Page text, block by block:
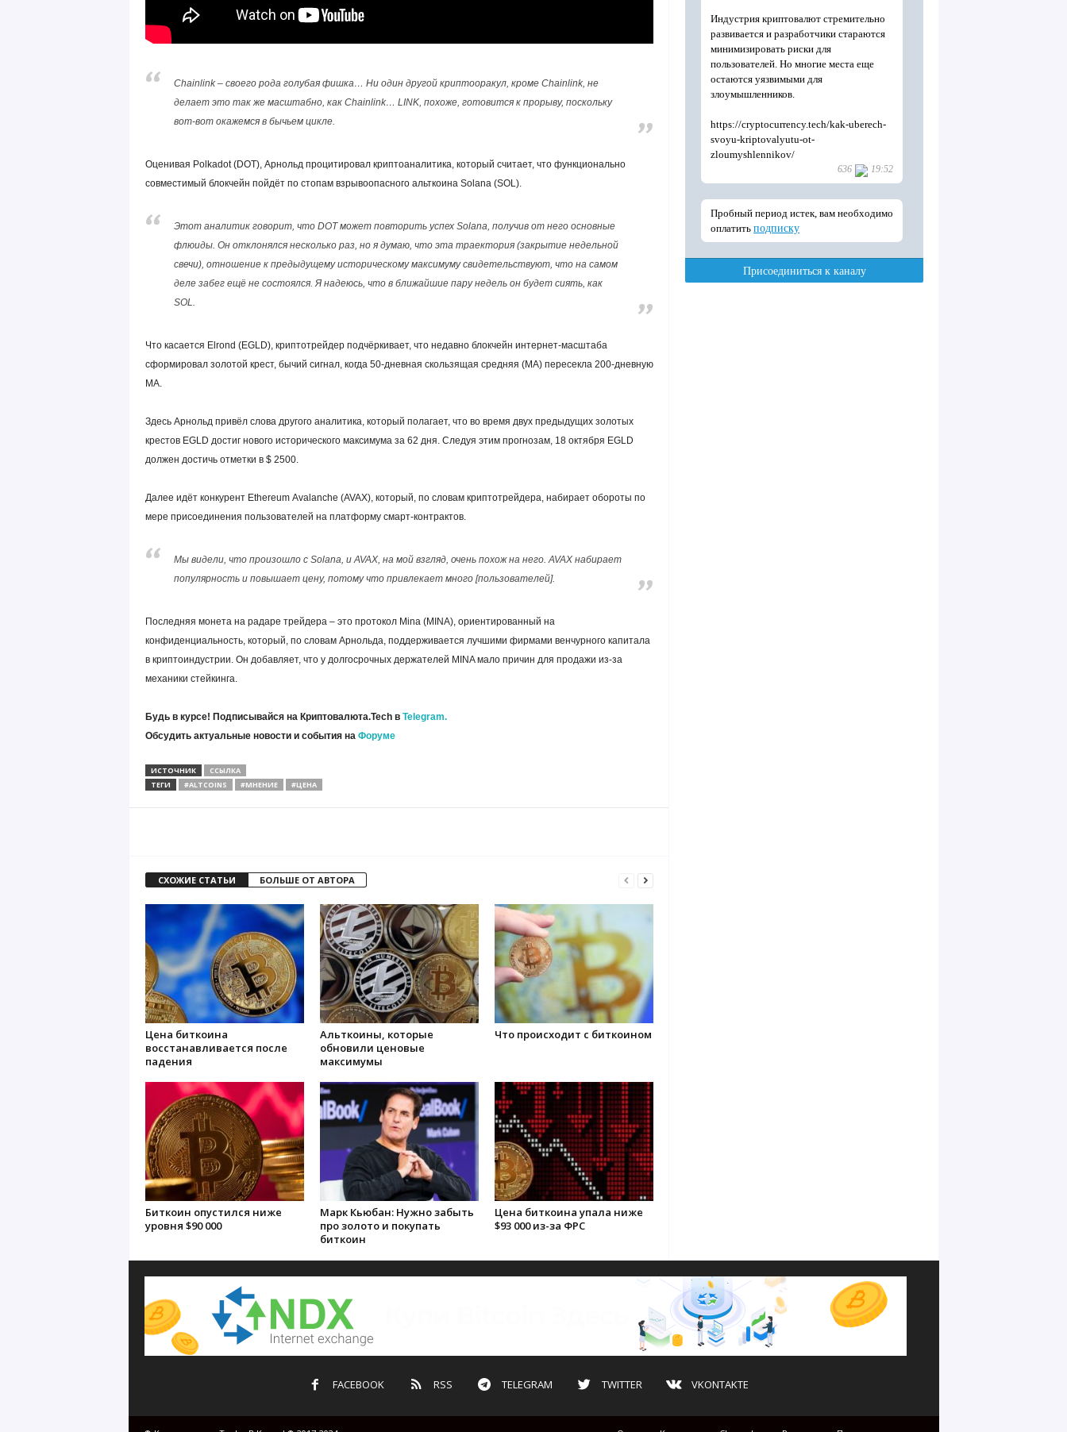
Chainlink – своего рода голубая фишка… Ни один другой криптооракул, кроме Chainlink, не
делает это так же масштабно, как Chainlink… LINK, похоже, готовится к прорыву, поскольку
вот-вот окажемся в бычьем цикле.
Оценивая Polkadot (DOT), Арнольд процитировал криптоаналитика, который считает, что функционально
совместимый блокчейн пойдёт по стопам взрывоопасного альткоина Solana (SOL).
Этот аналитик говорит, что DOT может повторить успех Solana, получив от него основные
флюиды. Он отклонялся несколько раз, но я думаю, что эта траектория (закрытие недельной
свечи), отношение к предыдущему историческому максимуму свидетельствуют, что на самом
деле забег ещё не состоялся. Я надеюсь, что в ближайшие пару недель он будет сиять, как
SOL.
Что касается Elrond (EGLD), криптотрейдер подчёркивает, что недавно блокчейн интернет-масштаба
сформировал золотой крест, бычий сигнал, когда 50-дневная скользящая средняя (MA) пересекла 200-дневную
MA.
Здесь Арнольд привёл слова другого аналитика, который полагает, что во время двух предыдущих золотых
крестов EGLD достиг нового исторического максимума за 62 дня. Следуя этим прогнозам, 18 октября EGLD
должен достичь отметки в $ 2500.
Далее идёт конкурент Ethereum Avalanche (AVAX), который, по словам криптотрейдера, набирает обороты по
мере присоединения пользователей на платформу смарт-контрактов.
Мы видели, что произошло с Solana, и AVAX, на мой взгляд, очень похож на него. AVAX набирает
популярность и повышает цену, потому что привлекает много [пользователей].
Последняя монета на радаре трейдера – это протокол Mina (MINA), ориентированный на
конфиденциальность, который, по словам Арнольда, поддерживается лучшими фирмами венчурного капитала
в криптоиндустрии. Он добавляет, что у долгосрочных держателей MINA мало причин для продажи из-за
механики стейкинга.
Будь в курсе! Подписывайся на Криптовалюта.Tech в Telegram.
Обсудить актуальные новости и события на Форуме
ИСТОЧНИК
ССЫЛКА
ТЕГИ
#ALTCOINS #МНЕНИЕ #ЦЕНА
СХОЖИЕ СТАТЬИ БОЛЬШЕ ОТ АВТОРА
Цена биткоина
восстанавливается после
падения
Альткоины, которые
обновили ценовые
максимумы
Что происходит с биткоином
Биткоин опустился ниже
уровня $90 000
Марк Кьюбан: Нужно забыть
про золото и покупать
биткоин
Цена биткоина упала ниже
$93 000 из-за ФРС
FACEBOOK RSS TELEGRAM TWITTER VKONTAKTE